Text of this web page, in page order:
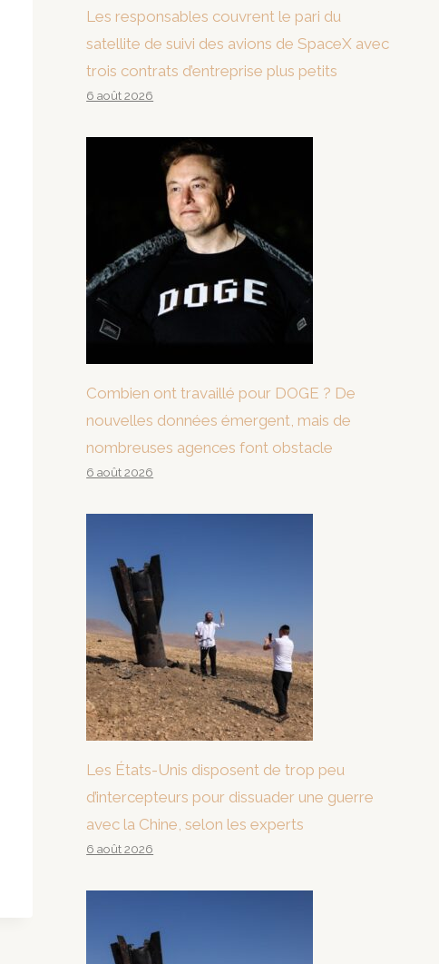
Les responsables couvrent le pari du
satellite de suivi des avions de SpaceX avec
trois contrats d’entreprise plus petits
6 août 2026
Combien ont travaillé pour DOGE ? De
nouvelles données émergent, mais de
nombreuses agences font obstacle
6 août 2026
Les États-Unis disposent de trop peu
d’intercepteurs pour dissuader une guerre
avec la Chine, selon les experts
6 août 2026